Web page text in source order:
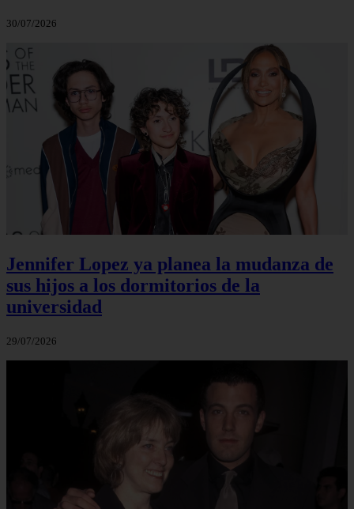
30/07/2026
Jennifer Lopez ya planea la mudanza de
sus hijos a los dormitorios de la
universidad
29/07/2026